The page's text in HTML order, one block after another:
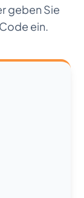
geben Sie
ein.